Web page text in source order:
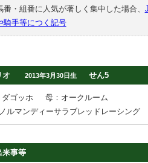
番・組番に人気が著しく集中した場合、
騎手等につく記号
オ
2013年3月30日生 せん5
ゴッホ
母：オークルーム
ルマンディーサラブレッドレーシング
来事等